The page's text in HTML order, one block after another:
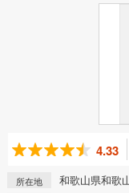
4.33
所在地 和歌山県和歌